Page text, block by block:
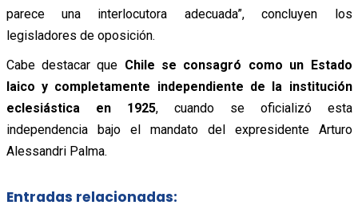
parece una interlocutora adecuada”, concluyen los
legisladores de oposición.
Cabe destacar que Chile se consagró como un Estado
laico y completamente independiente de la institución
eclesiástica en 1925, cuando se oficializó esta
independencia bajo el mandato del expresidente Arturo
Alessandri Palma.
Entradas relacionadas: